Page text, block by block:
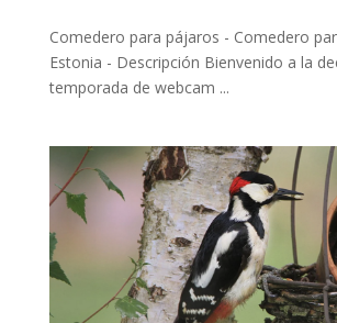
Comedero para pájaros - Comedero
Estonia - Descripción Bienvenido a la
temporada de webcam ...